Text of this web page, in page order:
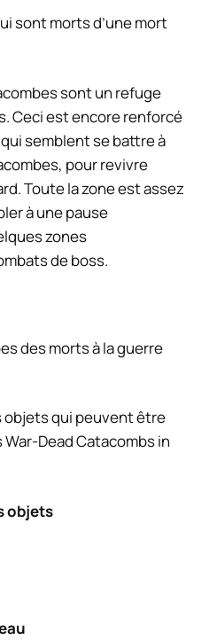
sont morts d’une mort
sont un refuge
Ceci est encore renforcé
semblent se battre à
pour revivre
Toute la zone est assez
à une pause
zones
de boss.
objets qui peuvent être
Dead Catacombs in
objets